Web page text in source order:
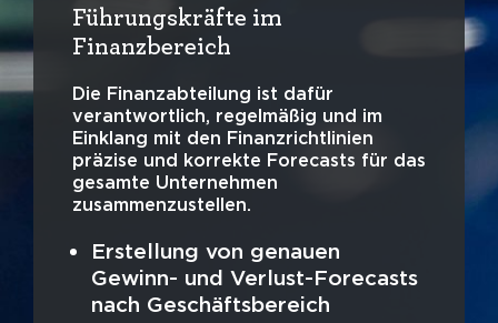
Führungskräfte im
Finanzbereich
Die Finanzabteilung ist dafür
verantwortlich, regelmäßig und im
Einklang mit den Finanzrichtlinien
präzise und korrekte Forecasts für das
gesamte Unternehmen
zusammenzustellen.
Erstellung von genauen
Gewinn- und Verlust-Forecasts
nach Geschäftsbereich